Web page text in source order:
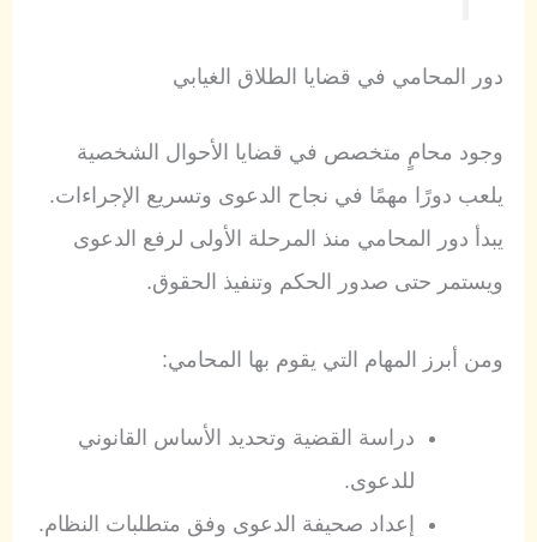
دور المحامي في قضايا الطلاق الغيابي
وجود محامٍ متخصص في قضايا الأحوال الشخصية
يلعب دورًا مهمًا في نجاح الدعوى وتسريع الإجراءات.
يبدأ دور المحامي منذ المرحلة الأولى لرفع الدعوى
ويستمر حتى صدور الحكم وتنفيذ الحقوق.
ومن أبرز المهام التي يقوم بها المحامي:
دراسة القضية وتحديد الأساس القانوني
للدعوى.
إعداد صحيفة الدعوى وفق متطلبات النظام.